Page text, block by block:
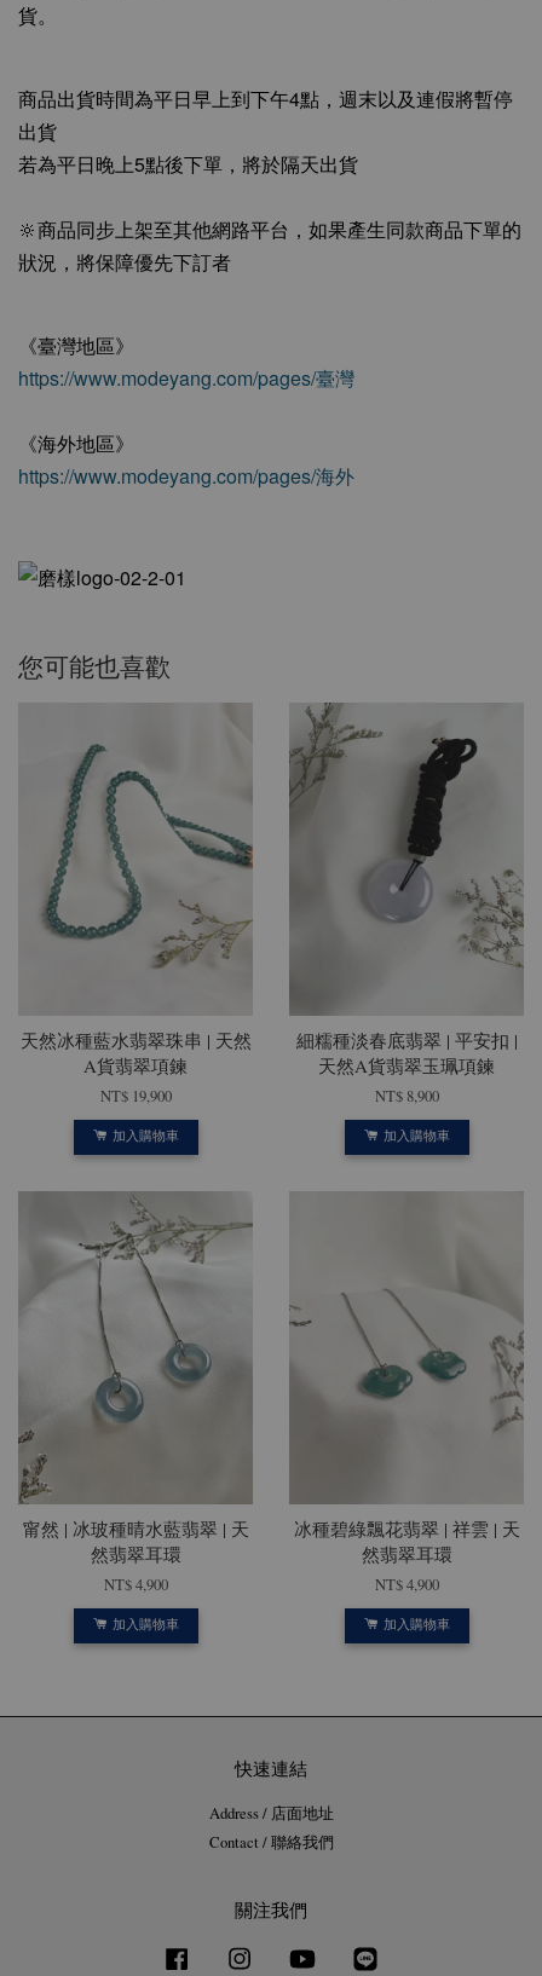
貨。
商品出貨時間為平日早上到下午4點，週末以及連假將暫停
出貨
若為平日晚上5點後下單，將於隔天出貨
🔆商品同步上架至其他網路平台，如果產生同款商品下單的
狀況，將保障優先下訂者
《臺灣地區》
https://www.modeyang.com/pages/臺灣
《海外地區》
https://www.modeyang.com/pages/海外
您可能也喜歡
天然冰種藍水翡翠珠串 | 天然
A貨翡翠項鍊
NT$ 19,900
加入購物車
細糯種淡春底翡翠 | 平安扣 |
天然A貨翡翠玉珮項鍊
NT$ 8,900
加入購物車
甯然 | 冰玻種晴水藍翡翠 | 天
然翡翠耳環
NT$ 4,900
加入購物車
冰種碧綠飄花翡翠 | 祥雲 | 天
然翡翠耳環
NT$ 4,900
加入購物車
快速連結
Address / 店面地址
Contact / 聯絡我們
關注我們
Facebook Instagram YouTube